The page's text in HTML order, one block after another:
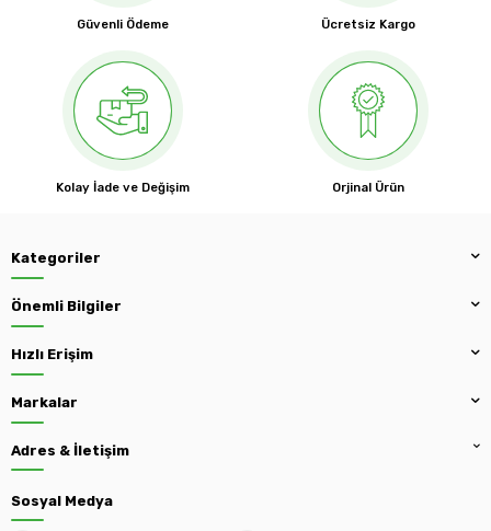
Güvenli Ödeme Ücretsiz Kargo
Kolay İade ve Değişim Orjinal Ürün
Kategoriler
Önemli Bilgiler
Hızlı Erişim
Markalar
Adres & İletişim
Sosyal Medya